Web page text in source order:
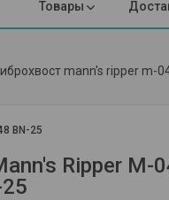
Товары
mann's ripper m-
BN-25
Ripper M-